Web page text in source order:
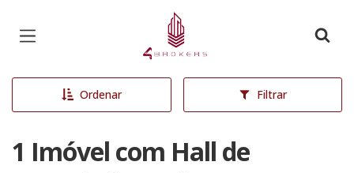
Página inicial
Ordenar Filtrar
1 Imóvel com Hall de